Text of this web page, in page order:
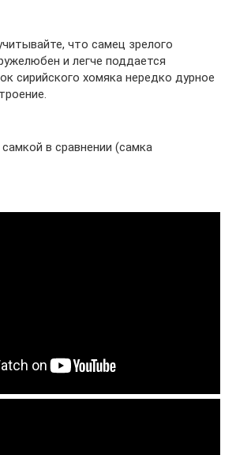
что самец зрелого
и легче поддается
сирийского хомяка нередко дурное
в сравнении (самка